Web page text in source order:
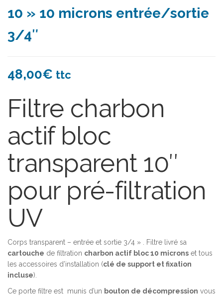
10 » 10 microns entrée/sortie
3/4″
48,00€ ttc
Filtre charbon
actif bloc
transparent 10″
pour pré-filtration
UV
Corps transparent – entrée et sortie 3/4 » . Filtre livré sa
cartouche de filtration charbon actif bloc 10 microns et tous
les accessoires d’installation (clé de support et fixation
incluse).
Ce porte filtre est munis d’un bouton de décompression vous